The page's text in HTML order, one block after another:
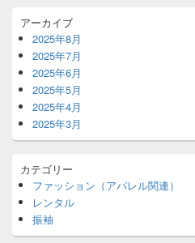
アーカイブ
2025年8月
2025年7月
2025年6月
2025年5月
2025年4月
2025年3月
カテゴリー
ファッション（アパレル関連）
レンタル
振袖